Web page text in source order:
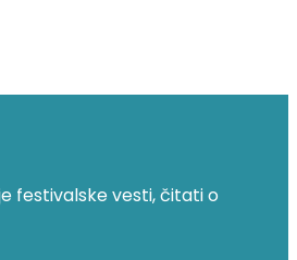
festivalske vesti, čitati o